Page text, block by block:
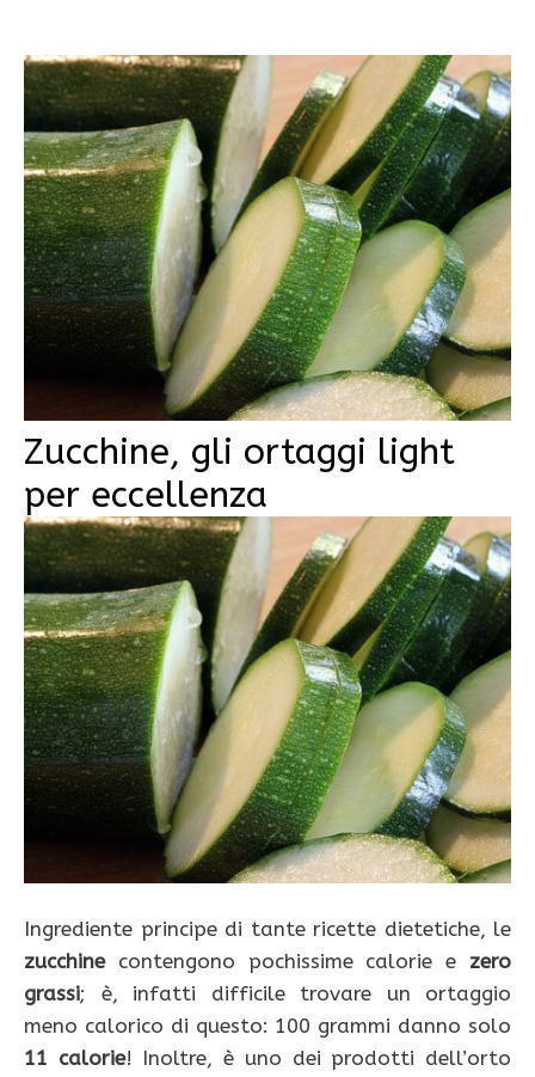
Zucchine, gli ortaggi light
per eccellenza
Ingrediente principe di tante ricette dietetiche, le
zucchinecontengono pochissime calorie e zero
grassi; è, infatti difficile trovare un ortaggio
meno calorico di questo: 100 grammi danno solo
11 calorie! Inoltre, è uno dei prodotti dell’orto